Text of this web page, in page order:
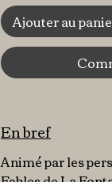
Ajouter au
En bref
Animé par les